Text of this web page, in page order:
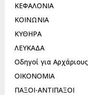
ΚΕΦΑΛΟΝΙΑ
ΚΟΙΝΩΝΙΑ
ΚΥΘΗΡΑ
ΛΕΥΚΑΔΑ
Οδηγοί για Αρχάριους
ΟΙΚΟΝΟΜΙΑ
ΠΑΞΟΙ-ΑΝΤΙΠΑΞΟΙ